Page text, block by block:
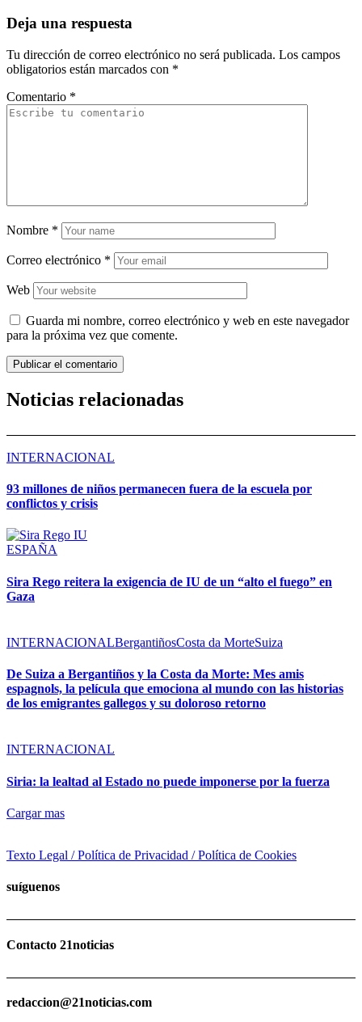
Deja una respuesta
Tu dirección de correo electrónico no será publicada. Los campos
obligatorios están marcados con *
Comentario *
Nombre *
Correo electrónico *
Web
Guarda mi nombre, correo electrónico y web en este navegador
para la próxima vez que comente.
Noticias relacionadas
INTERNACIONAL
93 millones de niños permanecen fuera de la escuela por
conflictos y crisis
ESPAÑA
Sira Rego reitera la exigencia de IU de un “alto el fuego” en
Gaza
INTERNACIONALBergantiñosCosta da MorteSuiza
De Suiza a Bergantiños y la Costa da Morte: Mes amis
espagnols, la película que emociona al mundo con las historias
de los emigrantes gallegos y su doloroso retorno
INTERNACIONAL
Siria: la lealtad al Estado no puede imponerse por la fuerza
Cargar mas
Texto Legal / Política de Privacidad / Política de Cookies
suíguenos
Contacto 21noticias
redaccion@21noticias.com